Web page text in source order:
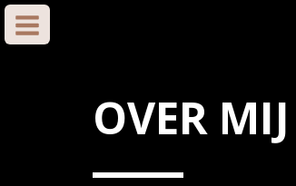
OVER MIJ